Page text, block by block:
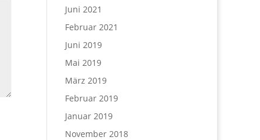
Juni 2021
Februar 2021
Juni 2019
Mai 2019
März 2019
Februar 2019
Januar 2019
November 2018